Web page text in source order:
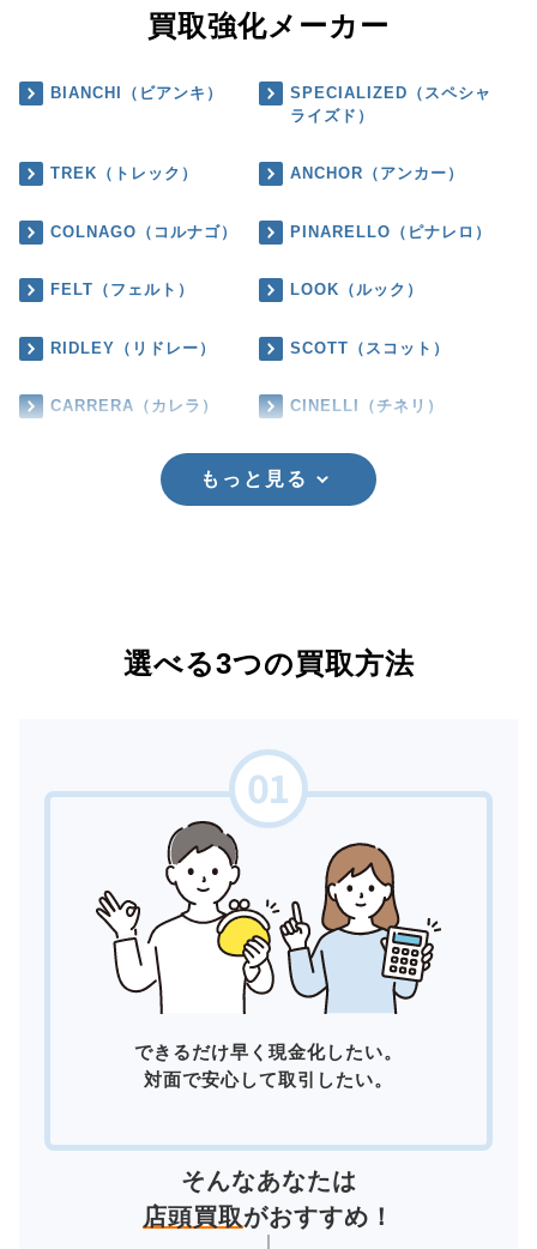
買取強化メーカー
BIANCHI（ビアンキ）
SPECIALIZED（スペシャ
ライズド）
TREK（トレック） ANCHOR（アンカー）
COLNAGO（コルナゴ） PINARELLO（ピナレロ）
FELT（フェルト） LOOK（ルック）
RIDLEY（リドレー） SCOTT（スコット）
CARRERA（カレラ） CINELLI（チネリ）
もっと見る
選べる3つの買取方法
できるだけ早く現金化したい。
対面で安心して取引したい。
そんなあなたは
店頭買取がおすすめ！